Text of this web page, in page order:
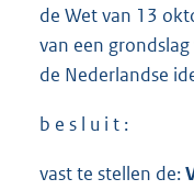
de Wet van 13
van een
de Nederlandse
b e s l u i t :
vast te stellen de: